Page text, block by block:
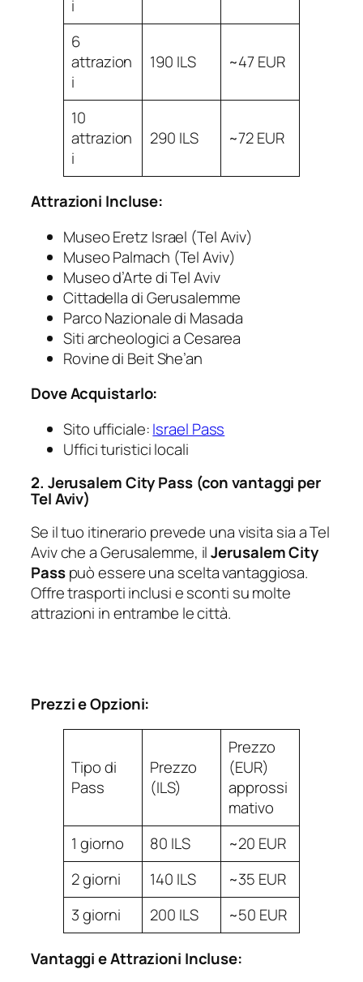
i
6
attrazion
i
190 ILS ~47 EUR
10
attrazion
i
290 ILS ~72 EUR
Attrazioni Incluse:
Museo Eretz Israel (Tel Aviv)
Museo Palmach (Tel Aviv)
Museo d’Arte di Tel Aviv
Cittadella di Gerusalemme
Parco Nazionale di Masada
Siti archeologici a Cesarea
Rovine di Beit She’an
Dove Acquistarlo:
Sito ufficiale:Israel Pass
Uffici turistici locali
2. Jerusalem City Pass (con vantaggi per
Tel Aviv)
Se il tuo itinerario prevede una visita sia a Tel
Aviv che a Gerusalemme, ilJerusalem City
Passpuò essere una scelta vantaggiosa.
Offre trasporti inclusi e sconti su molte
attrazioni in entrambe le città.
Prezzi e Opzioni:
Tipo di
Pass
Prezzo
(ILS)
Prezzo
(EUR)
approssi
mativo
1 giorno
80 ILS
~20 EUR
2 giorni
140 ILS
~35 EUR
3 giorni
200 ILS ~50 EUR
Vantaggi e Attrazioni Incluse: